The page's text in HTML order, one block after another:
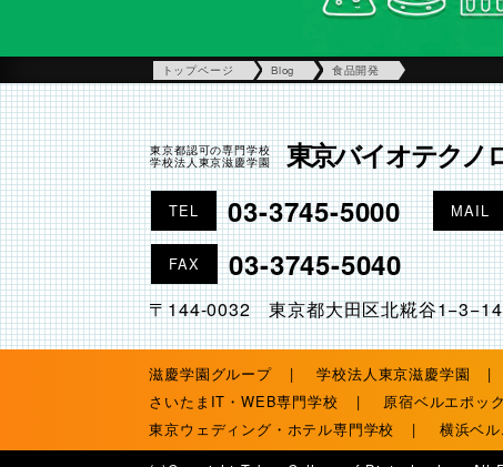
トップページ Blog 食品開発
東京都認可の専門学校
学校法人東京滋慶学園
東京バイオテクノ
TEL 03-3745-5000 MAIL
FAX 03-3745-5040
〒144-0032 東京都大田区北糀谷1−3−14
滋慶学園グループ 学校法人東京滋慶学園
さいたまIT・WEB専門学校
原宿ベルエポッ
東京ウェディング・ホテル専門学校
横浜ベ